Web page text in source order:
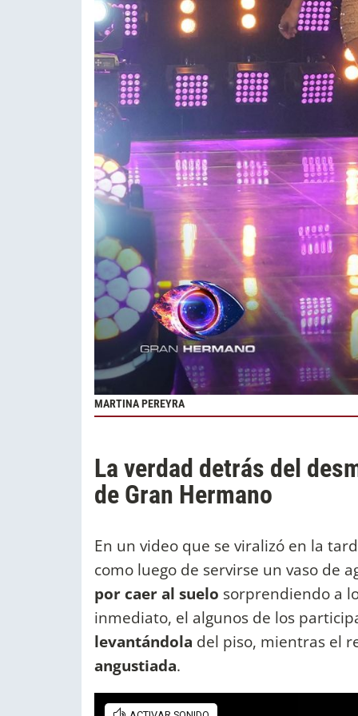
MARTINA PEREYRA
La verdad detrás del
de Gran Hermano
En un video que se viralizó en la
como luego de servirse un vaso de
por caer al suelo sorprendiendo a
inmediato, el algunos de los
levantándola del piso, mientras el
angustiada.